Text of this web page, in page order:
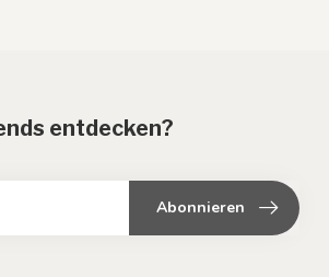
entdecken?
Abonnieren